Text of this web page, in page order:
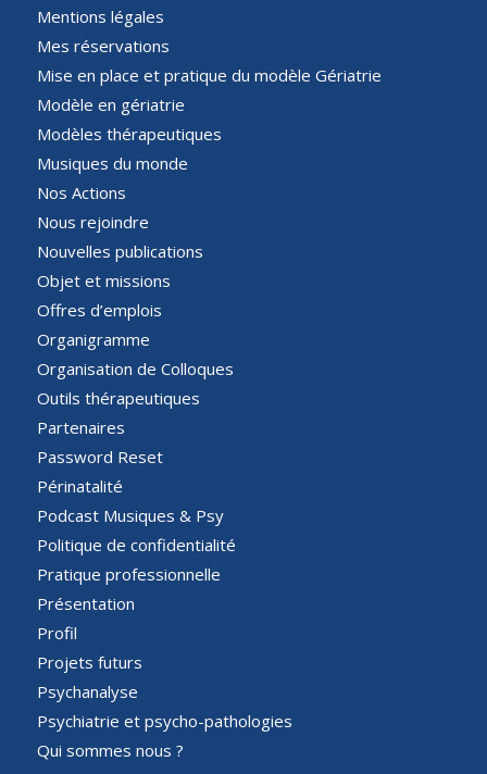
Mentions légales
Mes réservations
Mise en place et pratique du modèle Gériatrie
Modèle en gériatrie
Modèles thérapeutiques
Musiques du monde
Nos Actions
Nous rejoindre
Nouvelles publications
Objet et missions
Offres d’emplois
Organigramme
Organisation de Colloques
Outils thérapeutiques
Partenaires
Password Reset
Périnatalité
Podcast Musiques & Psy
Politique de confidentialité
Pratique professionnelle
Présentation
Profil
Projets futurs
Psychanalyse
Psychiatrie et psycho-pathologies
Qui sommes nous ?